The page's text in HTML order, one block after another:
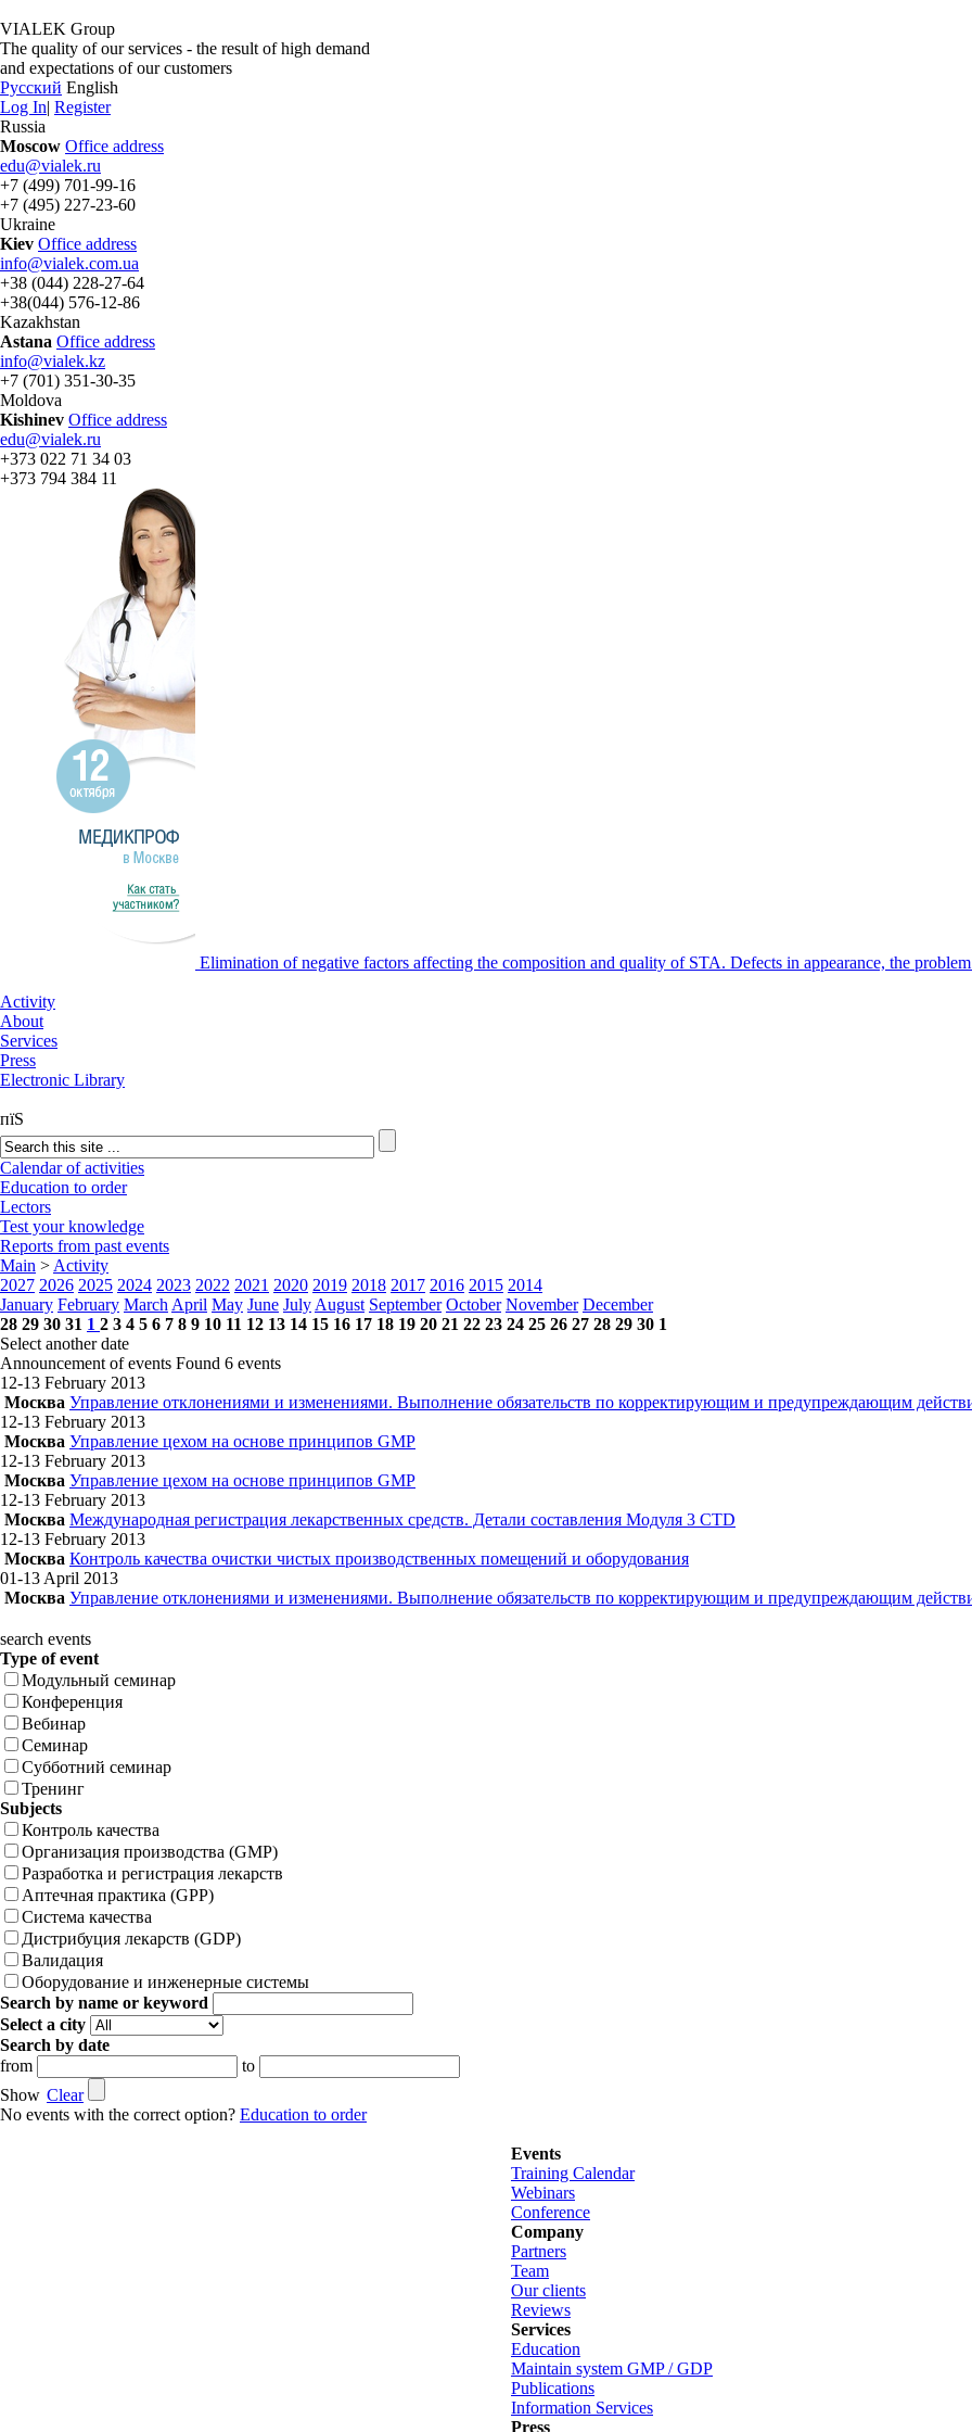
VIALEK Group
The quality of our services - the result of high demand
and expectations of our customers
Русский English
Log In| Register
Russia
Moscow Office address
edu@vialek.ru
+7 (499) 701-99-16
+7 (495) 227-23-60
Ukraine
Kiev Office address
info@vialek.com.ua
+38 (044) 228-27-64
+38(044) 576-12-86
Kazakhstan
Astana Office address
info@vialek.kz
+7 (701) 351-30-35
Moldova
Kishinev Office address
edu@vialek.ru
+373 022 71 34 03
+373 794 384 11
Elimination of negative factors affecting the composition and quality of STA. Defects in appearance, the
Activity
About
Services
Press
Electronic Library
пїЅ
Calendar of activities
Education to order
Lectors
Test your knowledge
Reports from past events
Main > Activity
2027 2026 2025 2024 2023 2022 2021 2020 2019 2018 2017 2016 2015 2014
January February March April May June July August September October November December
28 29 30 31 1 2 3 4 5 6 7 8 9 10 11 12 13 14 15 16 17 18 19 20 21 22 23 24 25 26 27 28 29 30 1
Select another date
Announcement of events Found 6 events
12-13 February 2013
Москва Управление отклонениями и изменениями. Выполнение обязательств по корректирующим и предупреждающим
12-13 February 2013
Москва Управление цехом на основе принципов GMP
12-13 February 2013
Москва Управление цехом на основе принципов GMP
12-13 February 2013
Москва Международная регистрация лекарственных средств. Детали составления Модуля 3 CTD
12-13 February 2013
Москва Контроль качества очистки чистых производственных помещений и оборудования
01-13 April 2013
Москва Управление отклонениями и изменениями. Выполнение обязательств по корректирующим и предупреждающим
search events
Type of event
Модульный семинар
Конференция
Вебинар
Семинар
Субботний семинар
Тренинг
Subjects
Контроль качества
Организация производства (GMP)
Разработка и регистрация лекарств
Аптечная практика (GPP)
Система качества
Дистрибуция лекарств (GDP)
Валидация
Оборудование и инженерные системы
Search by name or keyword
Select a city
Search by date
from
to
Show Clear
No events with the correct option? Education to order
Events
Training Calendar
Webinars
Conference
Company
Partners
Team
Our clients
Reviews
Services
Education
Maintain system GMP / GDP
Publications
Information Services
Press